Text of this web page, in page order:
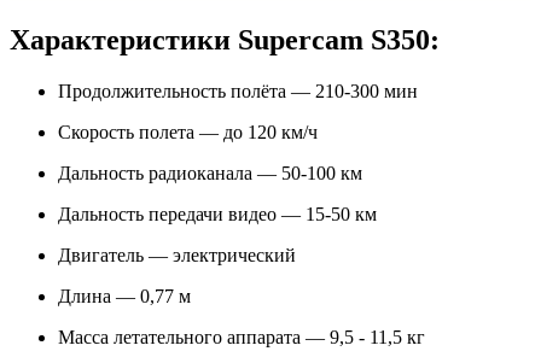
Характеристики Supercam S350:
Продолжительность полёта — 210-300 мин
Скорость полета — до 120 км/ч
Дальность радиоканала — 50-100 км
Дальность передачи видео — 15-50 км
Двигатель — электрический
Длина — 0,77 м
Масса летательного аппарата — 9,5 - 11,5 кг